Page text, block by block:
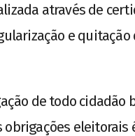
através de
e quitação
de todo cidadão
obrigações eleitorais